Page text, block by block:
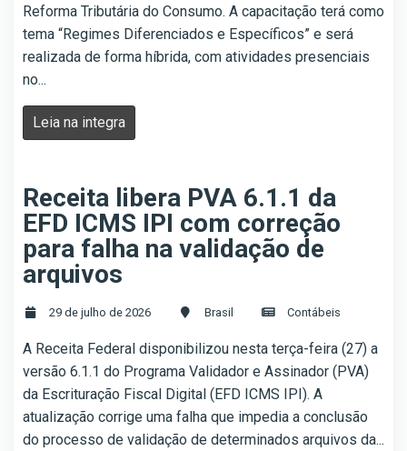
Reforma Tributária do Consumo. A capacitação terá como
tema “Regimes Diferenciados e Específicos” e será
realizada de forma híbrida, com atividades presenciais
no...
Leia na integra
Receita libera PVA 6.1.1 da
EFD ICMS IPI com correção
para falha na validação de
arquivos
29 de julho de 2026 Brasil Contábeis
A Receita Federal disponibilizou nesta terça-feira (27) a
versão 6.1.1 do Programa Validador e Assinador (PVA)
da Escrituração Fiscal Digital (EFD ICMS IPI). A
atualização corrige uma falha que impedia a conclusão
do processo de validação de determinados arquivos da...